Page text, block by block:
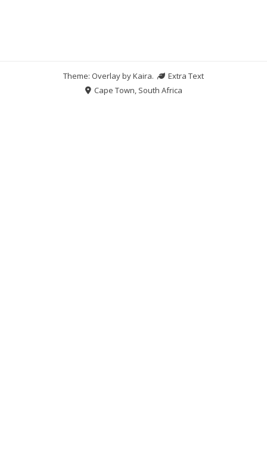
Theme: Overlay byKaira.
Extra Text
Cape Town, South Africa